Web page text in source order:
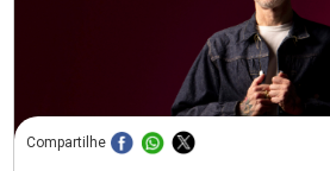
Compartilhe